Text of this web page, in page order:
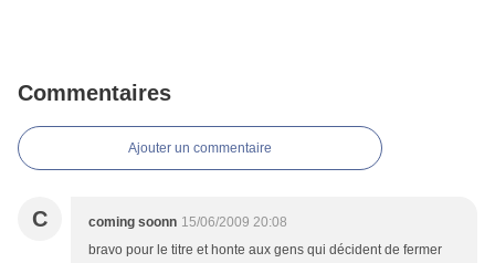
Commentaires
Ajouter un commentaire
C coming soonn 15/06/2009 20:08
bravo pour le titre et honte aux gens qui décident de fermer